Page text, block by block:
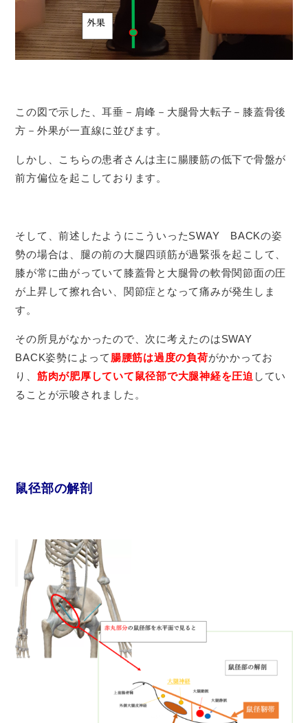
この図で示した、耳垂－肩峰－大腿骨大転子－膝蓋骨後
方－外果が一直線に並びます。
しかし、こちらの患者さんは主に腸腰筋の低下で骨盤が
前方偏位を起こしております。
そして、前述したようにこういったSWAY BACKの姿
勢の場合は、腿の前の大腿四頭筋が過緊張を起こして、
膝が常に曲がっていて膝蓋骨と大腿骨の軟骨関節面の圧
が上昇して擦れ合い、関節症となって痛みが発生しま
す。
その所見がなかったので、次に考えたのはSWAY
BACK姿勢によって 腸腰筋は過度の負荷がかかってお
り、 筋肉が肥厚していて鼠径部で大腿神経を圧迫 してい
ることが示唆されました。
鼠径部の解剖